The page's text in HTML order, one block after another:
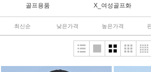
골프용품 X_여성골프화
최신순 낮은가격 높은가격